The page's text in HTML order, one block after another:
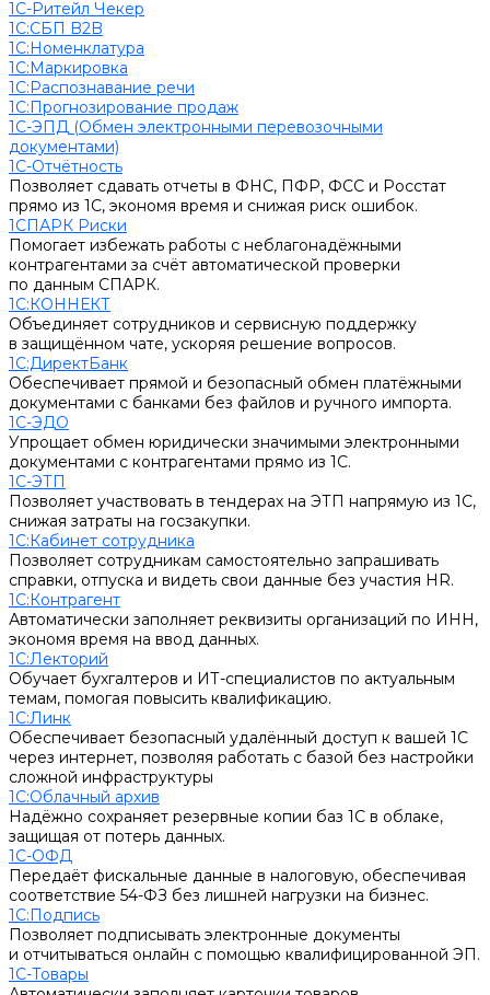
1С-Ритейл Чекер
1С:СБП B2B
1С:Номенклатура
1С:Маркировка
1С:Распознавание речи
1С:Прогнозирование продаж
1С-ЭПД (Обмен электронными перевозочными
документами)
1С-Отчётность
Позволяет сдавать отчеты в ФНС, ПФР, ФСС и Росстат
прямо из 1С, экономя время и снижая риск ошибок.
1СПАРК Риски
Помогает избежать работы с неблагонадёжными
контрагентами за счёт автоматической проверки
по данным СПАРК.
1С:КОННЕКТ
Объединяет сотрудников и сервисную поддержку
в защищённом чате, ускоряя решение вопросов.
1С:ДиректБанк
Обеспечивает прямой и безопасный обмен платёжными
документами с банками без файлов и ручного импорта.
1С-ЭДО
Упрощает обмен юридически значимыми электронными
документами с контрагентами прямо из 1С.
1С-ЭТП
Позволяет участвовать в тендерах на ЭТП напрямую из 1С,
снижая затраты на госзакупки.
1С:Кабинет сотрудника
Позволяет сотрудникам самостоятельно запрашивать
справки, отпуска и видеть свои данные без участия HR.
1С:Контрагент
Автоматически заполняет реквизиты организаций по ИНН,
экономя время на ввод данных.
1С:Лекторий
Обучает бухгалтеров и ИТ-специалистов по актуальным
темам, помогая повысить квалификацию.
1С:Линк
Обеспечивает безопасный удалённый доступ к вашей 1С
через интернет, позволяя работать с базой без настройки
сложной инфраструктуры
1С:Облачный архив
Надёжно сохраняет резервные копии баз 1С в облаке,
защищая от потерь данных.
1С-ОФД
Передаёт фискальные данные в налоговую, обеспечивая
соответствие 54-ФЗ без лишней нагрузки на бизнес.
1С:Подпись
Позволяет подписывать электронные документы
и отчитываться онлайн с помощью квалифицированной ЭП.
1С-Товары